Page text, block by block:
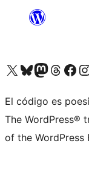
Visita nuestra cuenta de X (anteriormente Twitter)
Visita nuestra cuenta de Bluesky
Visita nuestra cuenta de
Visita nuestra cuenta
Visita
El código es
The WordPress®
of the WordPress